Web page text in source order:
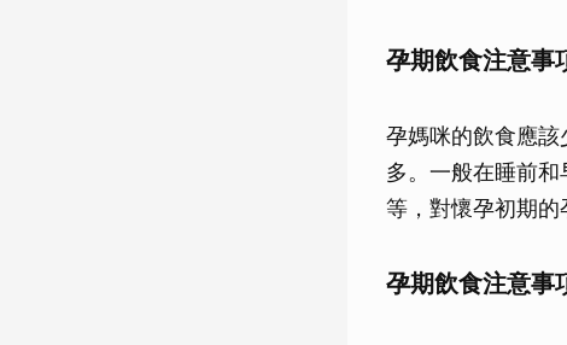
孕期飲食注意事
孕媽咪的飲食應
多。一般在睡前
等，對懷孕初期的
孕期飲食注意事